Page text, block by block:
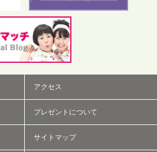
アクセス
プレゼントについて
サイトマップ